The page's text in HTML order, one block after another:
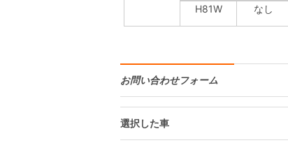
H81W なし
お問い合わせフォーム
選択した車